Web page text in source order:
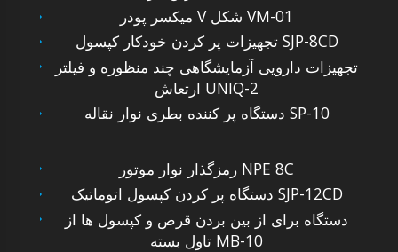
میکسر پودر V شکل VM-01
تجهیزات پر کردن خودکار کپسول SJP-8CD
تجهیزات دارویی آزمایشگاهی چند منظوره و فیلتر
ارتعاش UNIQ-2
دستگاه پر کننده بطری نوار نقاله SP-10
رمزگذار نوار موتور NPE 8C
دستگاه پر کردن کپسول اتوماتیک SJP-12CD
دستگاه برای از بین بردن قرص و کپسول ها از
تاول بسته MB-10